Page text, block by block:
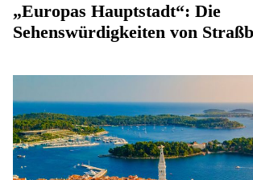
„Europas Hauptstadt“: Die
Sehenswürdigkeiten von